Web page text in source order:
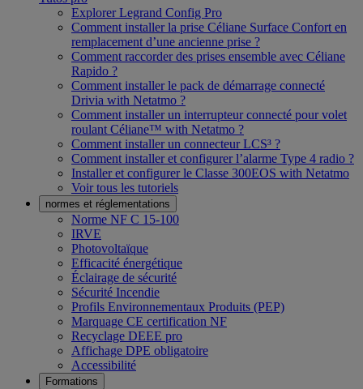
Explorer Legrand Config Pro
Comment installer la prise Céliane Surface Confort en
remplacement d’une ancienne prise ?
Comment raccorder des prises ensemble avec Céliane
Rapido ?
Comment installer le pack de démarrage connecté
Drivia with Netatmo ?
Comment installer un interrupteur connecté pour volet
roulant Céliane™ with Netatmo ?
Comment installer un connecteur LCS³ ?
Comment installer et configurer l’alarme Type 4 radio ?
Installer et configurer le Classe 300EOS with Netatmo
Voir tous les tutoriels
normes et réglementations
Norme NF C 15-100
IRVE
Photovoltaïque
Efficacité énergétique
Éclairage de sécurité
Sécurité Incendie
Profils Environnementaux Produits (PEP)
Marquage CE certification NF
Recyclage DEEE pro
Affichage DPE obligatoire
Accessibilité
Formations